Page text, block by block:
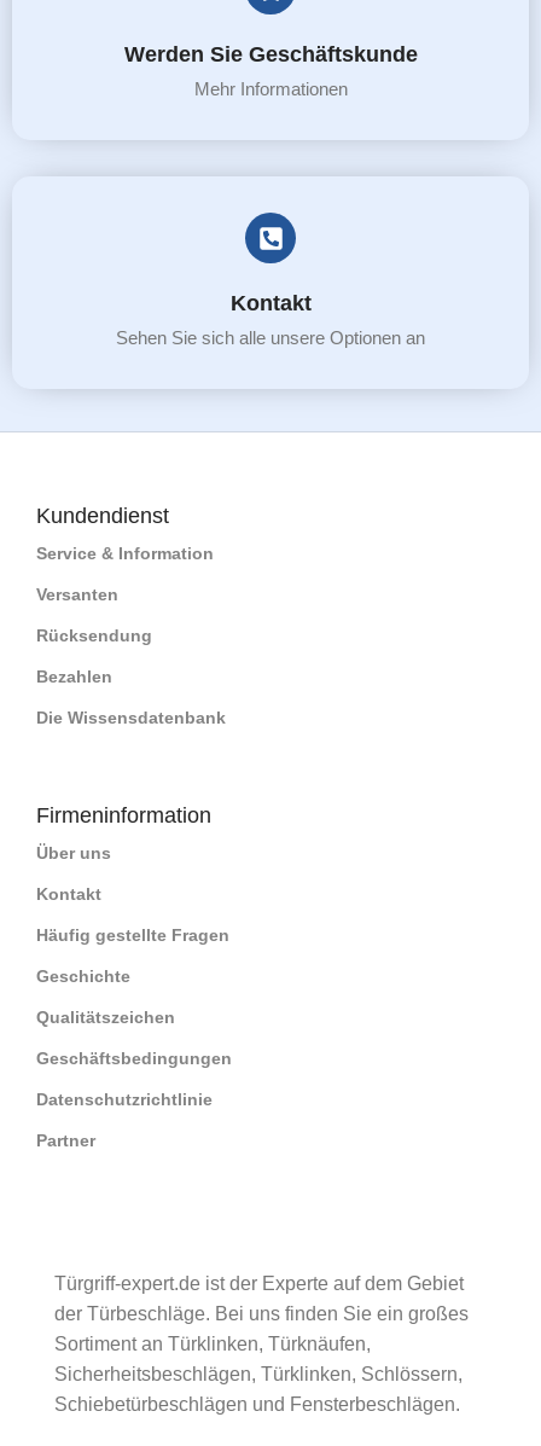
Werden Sie Geschäftskunde
Mehr Informationen
Kontakt
Sehen Sie sich alle unsere Optionen an
Kundendienst
Service & Information
Versanten
Rücksendung
Bezahlen
Die Wissensdatenbank
Firmeninformation
Über uns
Kontakt
Häufig gestellte Fragen
Geschichte
Qualitätszeichen
Geschäftsbedingungen
Datenschutzrichtlinie
Partner
Türgriff-expert.de ist der Experte auf dem Gebiet
der Türbeschläge. Bei uns finden Sie ein großes
Sortiment an Türklinken, Türknäufen,
Sicherheitsbeschlägen, Türklinken, Schlössern,
Schiebetürbeschlägen und Fensterbeschlägen.